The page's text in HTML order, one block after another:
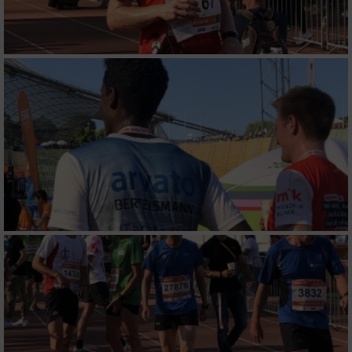
Verwendung von Profilen zur Auswahl
personalisierter Werbung
Erstellung von Profilen zur Personalisierung
von Inhalten
Verwendung von Profilen zur Auswahl
personalisierter Inhalte
Messung der Werbeleistung
Messung der Performance von Inhalten
Analyse von Zielgruppen durch Statistiken
oder Kombinationen von Daten aus
verschiedenen Quellen
Entwicklung und Verbesserung der Angebote